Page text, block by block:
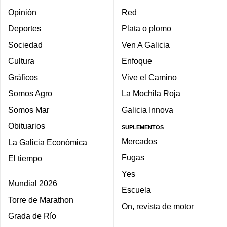
Opinión
Deportes
Sociedad
Cultura
Gráficos
Somos Agro
Somos Mar
Obituarios
La Galicia Económica
El tiempo
Mundial 2026
Torre de Marathon
Grada de Río
Red
Plata o plomo
Ven A Galicia
Enfoque
Vive el Camino
La Mochila Roja
Galicia Innova
SUPLEMENTOS
Mercados
Fugas
Yes
Escuela
On, revista de motor